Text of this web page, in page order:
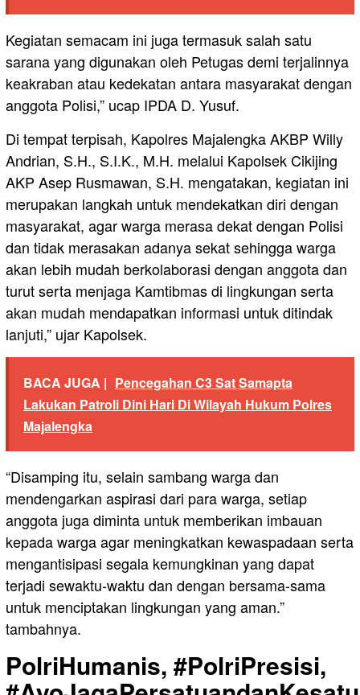
Kegiatan semacam ini juga termasuk salah satu
sarana yang digunakan oleh Petugas demi terjalinnya
keakraban atau kedekatan antara masyarakat dengan
anggota Polisi,” ucap IPDA D. Yusuf.
Di tempat terpisah, Kapolres Majalengka AKBP Willy
Andrian, S.H., S.I.K., M.H. melalui Kapolsek Cikijing
AKP Asep Rusmawan, S.H. mengatakan, kegiatan ini
merupakan langkah untuk mendekatkan diri dengan
masyarakat, agar warga merasa dekat dengan Polisi
dan tidak merasakan adanya sekat sehingga warga
akan lebih mudah berkolaborasi dengan anggota dan
turut serta menjaga Kamtibmas di lingkungan serta
akan mudah mendapatkan informasi untuk ditindak
lanjuti,” ujar Kapolsek.
BACA JUGA | Pencegahan C3 Sat Samapta
Lakukan Patroli Dini Hari Di Wilayah Hukum Polres
Majalengka
“Disamping itu, selain sambang warga dan
mendengarkan aspirasi dari para warga, setiap
anggota juga diminta untuk memberikan imbauan
kepada warga agar meningkatkan kewaspadaan serta
mengantisipasi segala kemungkinan yang dapat
terjadi sewaktu-waktu dan dengan bersama-sama
untuk menciptakan lingkungan yang aman.”
tambahnya.
PolriHumanis, #PolriPresisi,